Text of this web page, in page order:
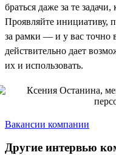
браться даже за те
Проявляйте инициативу,
за рамки — и у вас точно
действительно дает
их и использовать.
Вакансии компании
Другие интервью